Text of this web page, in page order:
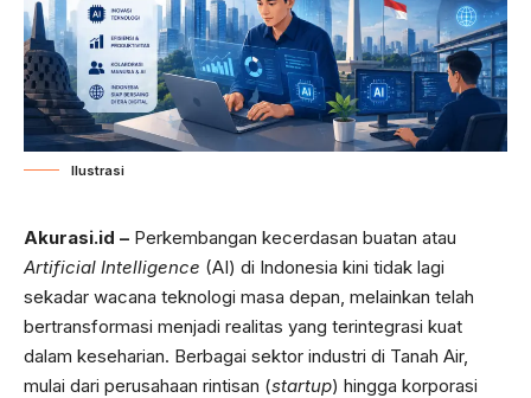
Ilustrasi
Akurasi.id – Perkembangan kecerdasan buatan atau
Artificial Intelligence (AI) di Indonesia kini tidak lagi
sekadar wacana teknologi masa depan, melainkan telah
bertransformasi menjadi realitas yang terintegrasi kuat
dalam keseharian. Berbagai sektor industri di Tanah Air,
mulai dari perusahaan rintisan (startup) hingga korporasi